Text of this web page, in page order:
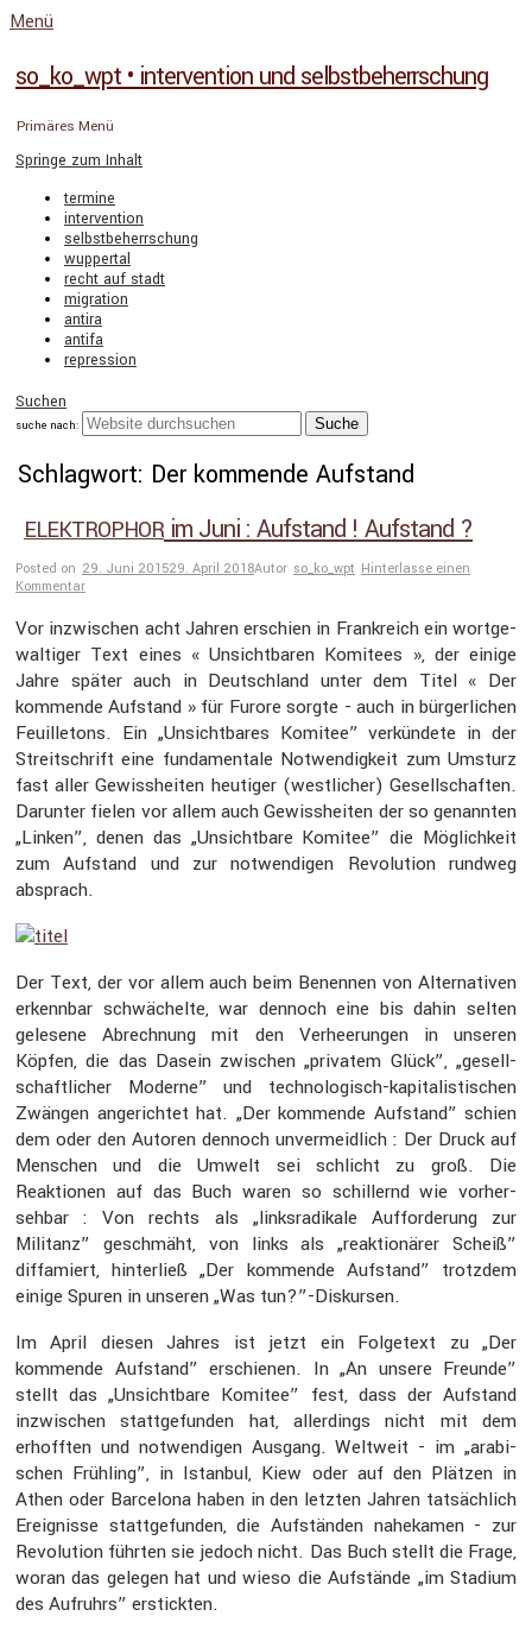
Menü
so_ko_wpt • intervention und selbstbeherrschung
Primäres Menü
Springe zum Inhalt
termine
intervention
selbstbeherrschung
wuppertal
recht auf stadt
migration
antira
antifa
repression
Suchen
suche nach:
Schlagwort: Der kommende Aufstand
ELEKTROPHORim Juni : Aufstand ! Aufstand ?
Posted on 29. Juni 201529. April 2018Autor so_ko_wpt Hinterlasse einen
Kommentar
Vor inzwi­schen acht Jahren erschien in Frank­reich ein wortge­
wal­tiger Text eines « Unsicht­baren Komitees », der einige
Jahre später auch in Deutsch­land unter dem Titel « Der
kommende Aufstand » für Furore sorgte - auch in bürger­li­chen
Feuil­le­tons. Ein „Unsicht­bares Komitee” verkün­dete in der
Streit­schrift eine funda­men­tale Notwen­dig­keit zum Umsturz
fast aller Gewiss­heiten heutiger (westli­cher) Gesell­schaften.
Darunter fielen vor allem auch Gewiss­heiten der so genannten
„Linken”, denen das „Unsicht­bare Komitee” die Möglich­keit
zum Aufstand und zur notwen­digen Revolu­tion rundweg
absprach.
Der Text, der vor allem auch beim Benennen von Alter­na­tiven
erkennbar schwä­chelte, war dennoch eine bis dahin selten
gelesene Abrech­nung mit den Verhee­rungen in unseren
Köpfen, die das Dasein zwischen „privatem Glück”, „gesell­
schaft­li­cher Moderne” und techno­lo­gisch-kapita­lis­ti­schen
Zwängen angerichtet hat. „Der kommende Aufstand” schien
dem oder den Autoren dennoch unver­meid­lich : Der Druck auf
Menschen und die Umwelt sei schlicht zu groß. Die
Reaktionen auf das Buch waren so schil­lernd wie vorher­
sehbar : Von rechts als „links­ra­di­kale Auffor­de­rung zur
Militanz” geschmäht, von links als „reaktio­närer Scheiß”
diffa­miert, hinter­ließ „Der kommende Aufstand” trotzdem
einige Spuren in unseren „Was tun?”-Diskursen.
Im April diesen Jahres ist jetzt ein Folge­text zu „Der
kommende Aufstand” erschienen. In „An unsere Freunde”
stellt das „Unsicht­bare Komitee” fest, dass der Aufstand
inzwi­schen statt­ge­funden hat, aller­dings nicht mit dem
erhofften und notwen­digen Ausgang. Weltweit - im „arabi­
schen Frühling”, in Istanbul, Kiew oder auf den Plätzen in
Athen oder Barce­lona haben in den letzten Jahren tatsäch­lich
Ereig­nisse statt­ge­funden, die Aufständen nahekamen - zur
Revolu­tion führten sie jedoch nicht. Das Buch stellt die Frage,
woran das gelegen hat und wieso die Aufstände „im Stadium
des Aufruhrs” erstickten.